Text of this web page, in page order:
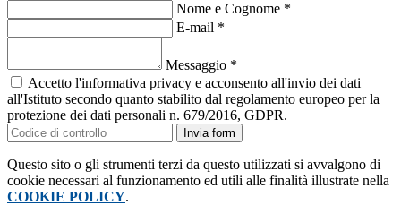
Nome e Cognome *
E-mail *
Messaggio *
Accetto l'informativa privacy e acconsento all'invio dei dati
all'Istituto secondo quanto stabilito dal regolamento europeo per la
protezione dei dati personali n. 679/2016, GDPR.
Invia form
Questo sito o gli strumenti terzi da questo utilizzati si avvalgono di
cookie necessari al funzionamento ed utili alle finalità illustrate nella
COOKIE POLICY.